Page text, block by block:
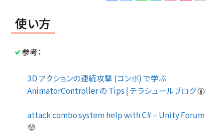
使い方
参考：
3D アクションの連続攻撃 (コンボ) で学ぶ
AnimatorController の Tips | テラシュールブログ
attack combo system help with C# – Unity Forum